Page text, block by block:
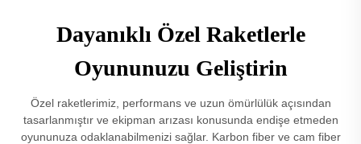
Dayanıklı Özel Raketlerle
Oyununuzu Geliştirin
Özel raketlerimiz, performans ve uzun ömürlülük açısından
tasarlanmıştır ve ekipman arızası konusunda endişe etmeden
oyununuza odaklanabilmenizi sağlar. Karbon fiber ve cam fiber